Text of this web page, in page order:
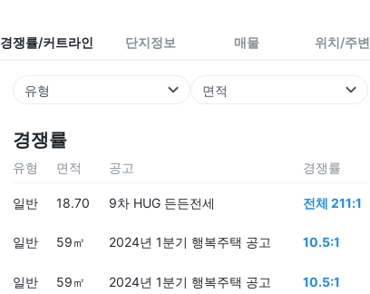
경쟁률/커트라인 단지정보 매물 위치/주변
유형 면적
경쟁률
유형 면적 공고 경쟁률
일반 18.70 9차 HUG 든든전세 전체 211:1
일반 59㎡ 2024년 1분기 행복주택 공고 10.5:1
일반 59㎡ 2024년 1분기 행복주택 공고 10.5:1